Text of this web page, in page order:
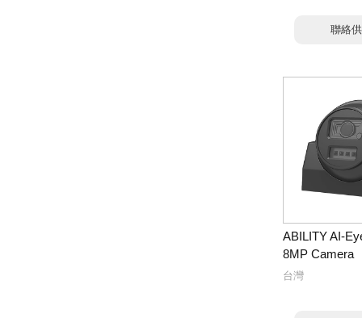
聯絡
ABILITY AI-
8MP Camera
台灣